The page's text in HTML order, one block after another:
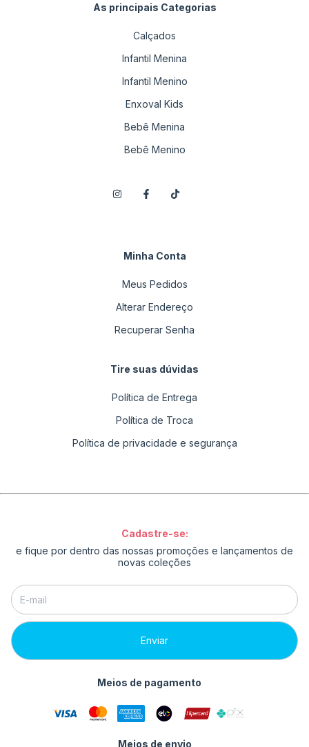
As principais Categorias
Calçados
Infantil Menina
Infantil Menino
Enxoval Kids
Bebê Menina
Bebê Menino
Minha Conta
Meus Pedidos
Alterar Endereço
Recuperar Senha
Tire suas dúvidas
Política de Entrega
Política de Troca
Política de privacidade e segurança
Cadastre-se:
e fique por dentro das nossas promoções e lançamentos de
novas coleções
Meios de pagamento
Meios de envio